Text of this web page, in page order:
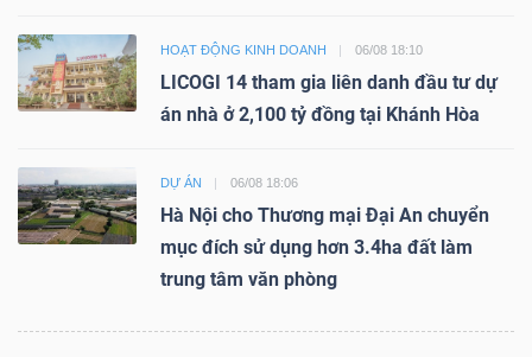
HOẠT ĐỘNG KINH DOANH 06/08 18:10
LICOGI 14 tham gia liên danh đầu tư dự
án nhà ở 2,100 tỷ đồng tại Khánh Hòa
DỰ ÁN 06/08 18:06
Hà Nội cho Thương mại Đại An chuyển
mục đích sử dụng hơn 3.4ha đất làm
trung tâm văn phòng